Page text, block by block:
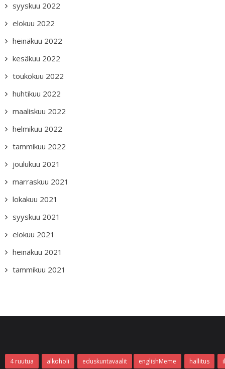
syyskuu 2022
elokuu 2022
heinäkuu 2022
kesäkuu 2022
toukokuu 2022
huhtikuu 2022
maaliskuu 2022
helmikuu 2022
tammikuu 2022
joulukuu 2021
marraskuu 2021
lokakuu 2021
syyskuu 2021
elokuu 2021
heinäkuu 2021
tammikuu 2021
4 ruutua alkoholi eduskuntavaalit englishMeme hallitus